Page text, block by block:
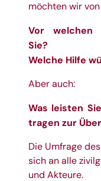
möchten wir
Vor welchen
Sie?
Welche Hilfe
Aber auch:
Was leisten
tragen zur
Die Umfrage
sich an alle
und Akteure.